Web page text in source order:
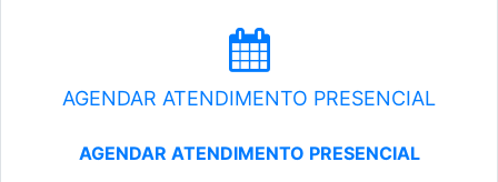
AGENDAR ATENDIMENTO PRESENCIAL
AGENDAR ATENDIMENTO PRESENCIAL